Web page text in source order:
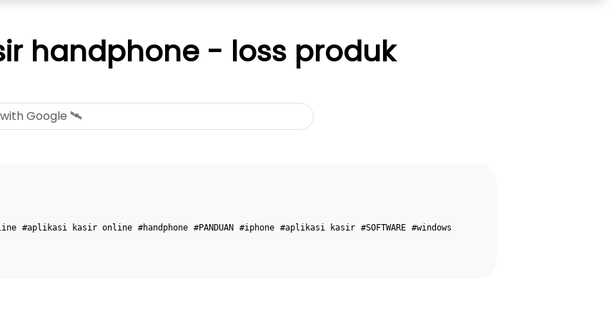
handphone - loss produk
#aplikasi kasir online #handphone #PANDUAN #iphone #aplikasi kasir #SOFTWARE #windows